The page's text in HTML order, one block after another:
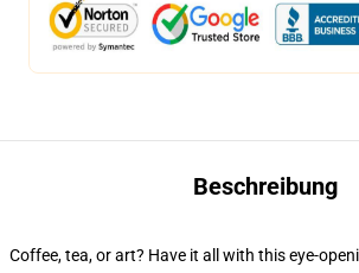
Beschreibung
Coffee, tea, or art? Have it all with this eye-